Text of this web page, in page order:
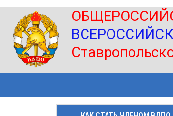
Ставропольское